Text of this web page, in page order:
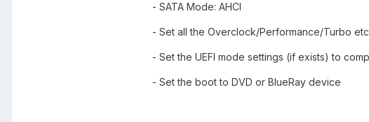
- SATA Mode: AHCI
- Set all the Overclock/Performance/Turbo
- Set the UEFI mode settings (if exists) to
- Set the boot to DVD or BlueRay device